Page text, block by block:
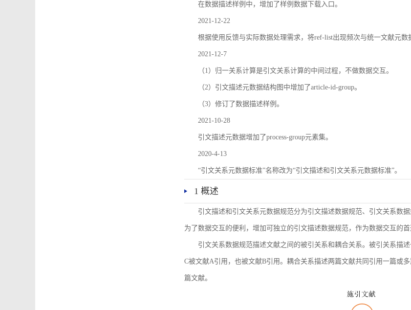
在数据描述样例中，增加了样例数据下载入口。
2021-12-22
根据使用反馈与实际数据处理需求，将ref-list出现频次与统一文献元数
2021-12-7
（1）归一关系计算是引文关系计算的中间过程，不做数据交互。
（2）引文描述元数据结构图中增加了article-id-group。
（3）修订了数据描述样例。
2021-10-28
引文描述元数据增加了process-group元素集。
2020-4-13
“引文关系元数据标准”名称改为“引文描述和引文关系元数据标准”。
1 概述
引文描述和引文关系元数据规范分为引文描述数据规范、引文关系数
为了数据交互的便利，增加可独立的引文描述数据规范，作为数据交互的首
引文关系数据规范描述文献之间的被引关系和耦合关系。被引关系描
C被文献A引用，也被文献B引用。耦合关系描述两篇文献共同引用一篇或
篇文献。